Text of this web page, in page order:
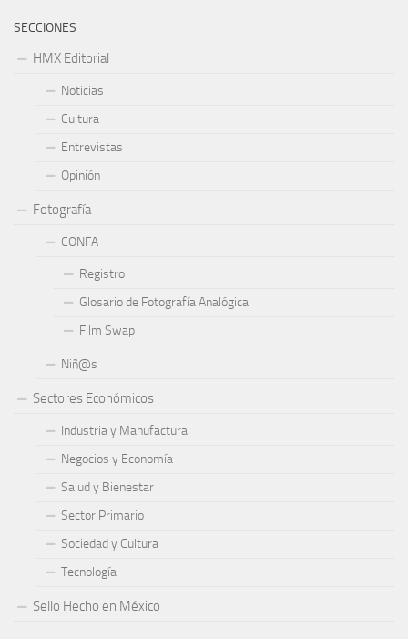
SECCIONES
HMX Editorial
Noticias
Cultura
Entrevistas
Opinión
Fotografía
CONFA
Registro
Glosario de Fotografía Analógica
Film Swap
Niñ@s
Sectores Económicos
Industria y Manufactura
Negocios y Economía
Salud y Bienestar
Sector Primario
Sociedad y Cultura
Tecnología
Sello Hecho en México